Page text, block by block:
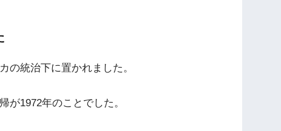
の統治下に置かれました。
が1972年のことでした。